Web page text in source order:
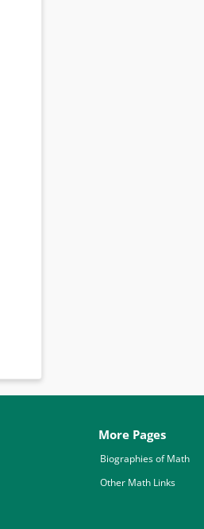
More Pages
Biographies of Math
Other Math Links